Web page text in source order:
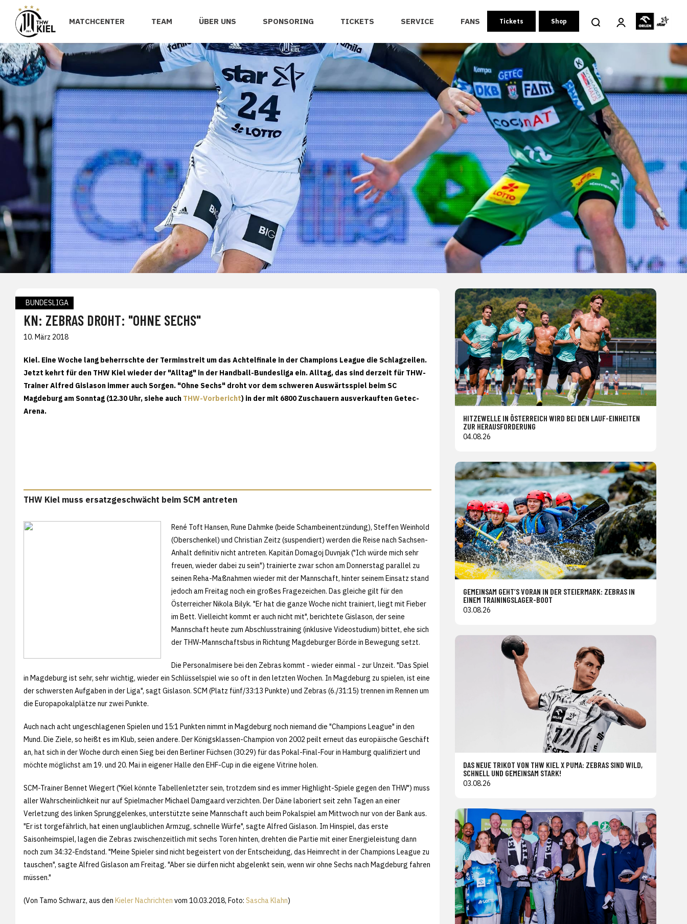
MATCHCENTER TEAM ÜBER UNS SPONSORING TICKETS SERVICE FANS Tickets Shop
BUNDESLIGA
KN: ZEBRAS DROHT: "OHNE SECHS"
10. März 2018
Kiel. Eine Woche lang beherrschte der Terminstreit um das Achtelfinale in der Champions League die Schlagzeilen.
Jetzt kehrt für den THW Kiel wieder der "Alltag" in der Handball-Bundesliga ein. Alltag, das sind derzeit für THW-
Trainer Alfred Gislason immer auch Sorgen. "Ohne Sechs" droht vor dem schweren Auswärtsspiel beim SC
Magdeburg am Sonntag (12.30 Uhr, siehe auch THW-Vorbericht) in der mit 6800 Zuschauern ausverkauften Getec-
Arena.
THW Kiel muss ersatzgeschwächt beim SCM antreten
René Toft Hansen, Rune Dahmke (beide Schambeinentzündung), Steffen Weinhold
(Oberschenkel) und Christian Zeitz (suspendiert) werden die Reise nach Sachsen-
Anhalt definitiv nicht antreten. Kapitän Domagoj Duvnjak ("Ich würde mich sehr
freuen, wieder dabei zu sein") trainierte zwar schon am Donnerstag parallel zu
seinen Reha-Maßnahmen wieder mit der Mannschaft, hinter seinem Einsatz stand
jedoch am Freitag noch ein großes Fragezeichen. Das gleiche gilt für den
Österreicher Nikola Bilyk. "Er hat die ganze Woche nicht trainiert, liegt mit Fieber
im Bett. Vielleicht kommt er auch nicht mit", berichtete Gislason, der seine
Mannschaft heute zum Abschlusstraining (inklusive Videostudium) bittet, ehe sich
der THW-Mannschaftsbus in Richtung Magdeburger Börde in Bewegung setzt.
Die Personalmisere bei den Zebras kommt - wieder einmal - zur Unzeit. "Das Spiel
in Magdeburg ist sehr, sehr wichtig, wieder ein Schlüsselspiel wie so oft in den letzten Wochen. In Magdeburg zu spielen, ist eine
der schwersten Aufgaben in der Liga", sagt Gislason. SCM (Platz fünf/33:13 Punkte) und Zebras (6./31:15) trennen im Rennen um
die Europapokalplätze nur zwei Punkte.
Auch nach acht ungeschlagenen Spielen und 15:1 Punkten nimmt in Magdeburg noch niemand die "Champions League" in den
Mund. Die Ziele, so heißt es im Klub, seien andere. Der Königsklassen-Champion von 2002 peilt erneut das europäische Geschäft
an, hat sich in der Woche durch einen Sieg bei den Berliner Füchsen (30:29) für das Pokal-Final-Four in Hamburg qualifiziert und
möchte möglichst am 19. und 20. Mai in eigener Halle den EHF-Cup in die eigene Vitrine holen.
SCM-Trainer Bennet Wiegert ("Kiel könnte Tabellenletzter sein, trotzdem sind es immer Highlight-Spiele gegen den THW") muss
aller Wahrscheinlichkeit nur auf Spielmacher Michael Damgaard verzichten. Der Däne laboriert seit zehn Tagen an einer
Verletzung des linken Sprunggelenkes, unterstützte seine Mannschaft auch beim Pokalspiel am Mittwoch nur von der Bank aus.
"Er ist torgefährlich, hat einen unglaublichen Armzug, schnelle Würfe", sagte Alfred Gislason. Im Hinspiel, das erste
Saisonheimspiel, lagen die Zebras zwischenzeitlich mit sechs Toren hinten, drehten die Partie mit einer Energieleistung dann
noch zum 34:32-Endstand. "Meine Spieler sind nicht begeistert von der Entscheidung, das Heimrecht in der Champions League zu
tauschen", sagte Alfred Gislason am Freitag. "Aber sie dürfen nicht abgelenkt sein, wenn wir ohne Sechs nach Magdeburg fahren
müssen."
(Von Tamo Schwarz, aus den Kieler Nachrichten vom 10.03.2018, Foto: Sascha Klahn)
HITZEWELLE IN ÖSTERREICH WIRD BEI DEN LAUF-EINHEITEN
ZUR HERAUSFORDERUNG
04.08.26
GEMEINSAM GEHT’S VORAN IN DER STEIERMARK: ZEBRAS IN
EINEM TRAININGSLAGER-BOOT
03.08.26
DAS NEUE TRIKOT VON THW KIEL X PUMA: ZEBRAS SIND WILD,
SCHNELL UND GEMEINSAM STARK!
03.08.26